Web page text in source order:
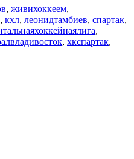
, живихоккеем,
, кхл, леонидтамбиев, спартак,
,
, хкспартак,